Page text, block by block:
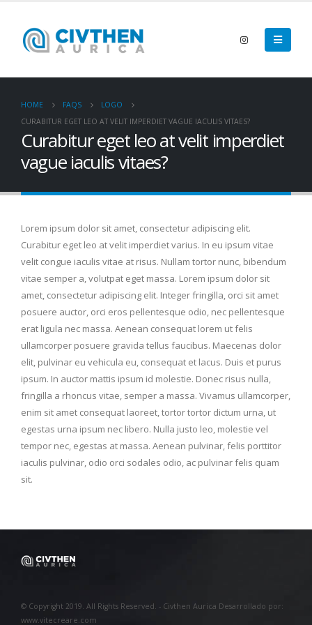
HOME FAQS
LOGO
CURABITUR EGET LEO AT VELIT IMPERDIET VAGUE IACULIS VITAES?
Curabitur eget leo at velit imperdiet
vague iaculis vitaes?
Lorem ipsum dolor sit amet, consectetur adipiscing elit.
Curabitur eget leo at velit imperdiet varius. In eu ipsum vitae
velit congue iaculis vitae at risus. Nullam tortor nunc, bibendum
vitae semper a, volutpat eget massa. Lorem ipsum dolor sit
amet, consectetur adipiscing elit. Integer fringilla, orci sit amet
posuere auctor, orci eros pellentesque odio, nec pellentesque
erat ligula nec massa. Aenean consequat lorem ut felis
ullamcorper posuere gravida tellus faucibus. Maecenas dolor
elit, pulvinar eu vehicula eu, consequat et lacus. Duis et purus
ipsum. In auctor mattis ipsum id molestie. Donec risus nulla,
fringilla a rhoncus vitae, semper a massa. Vivamus ullamcorper,
enim sit amet consequat laoreet, tortor tortor dictum urna, ut
egestas urna ipsum nec libero. Nulla justo leo, molestie vel
tempor nec, egestas at massa. Aenean pulvinar, felis porttitor
iaculis pulvinar, odio orci sodales odio, ac pulvinar felis quam
sit.
© Copyright 2019. All Rights Reserved. - Civthen Aurica Desarrollado por:
www.vitecreare.com